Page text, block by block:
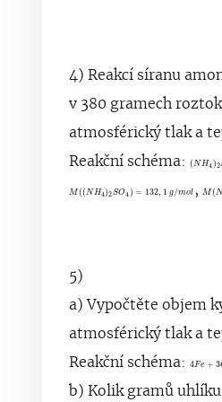
4) Reakcí síranu
v 380 gramech
atmosférický tlak a
Reakční schéma: (NH4)2
(N
M((NH4)2SO4) = 132, 1 g/mol
M((NH4)2SO4) =
, M (N
M
5)
a) Vypočtěte objem
atmosférický tlak a
Reakční schéma: 4Fe + 3
4Fe
b) Kolik gramů